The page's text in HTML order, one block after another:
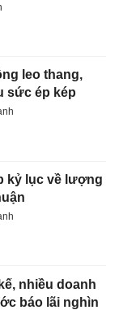
leo thang,
sức ép kép
kỷ lục về lượng
nhiều doanh
báo lãi nghìn